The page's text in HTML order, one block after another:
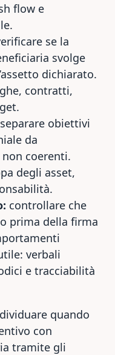
flow e
se la
svolge
dichiarato.
contratti,
separare obiettivi
da
coerenti.
degli asset,
controllare che
prima della firma
verbali
e tracciabilità
quando
con
tramite gli